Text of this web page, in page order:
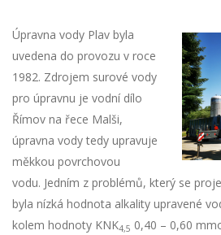
Úpravna vody Plav byla
uvedena do provozu v roce
1982. Zdrojem surové vody
pro úpravnu je vodní dílo
Římov na řece Malši,
úpravna vody tedy upravuje
měkkou povrchovou
vodu. Jedním z problémů, který se
byla nízká hodnota alkality upravené
kolem hodnoty KNK4,5 0,40 – 0,60